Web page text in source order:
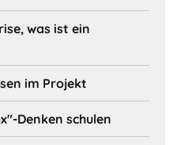
was ist ein
im Projekt
Denken schulen